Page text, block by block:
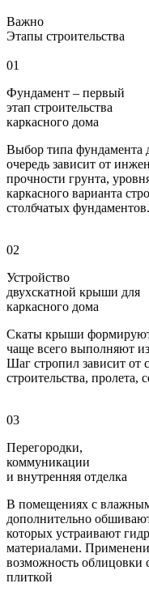
Важно
Этапы строительства
01
Фундамент – первый
этап строительства
каркасного дома
Выбор типа фундамента
очередь зависит от
прочности грунта,
каркасного варианта
столбчатых фундаментов.
02
Устройство
двухскатной крыши для
каркасного дома
Скаты крыши
чаще всего выполняют
Шаг стропил зависит от
строительства,
03
Перегородки,
коммуникации
и внутренняя отделка
В помещениях с
дополнительно
которых устраивают
материалами.
возможность облицовки
плиткой